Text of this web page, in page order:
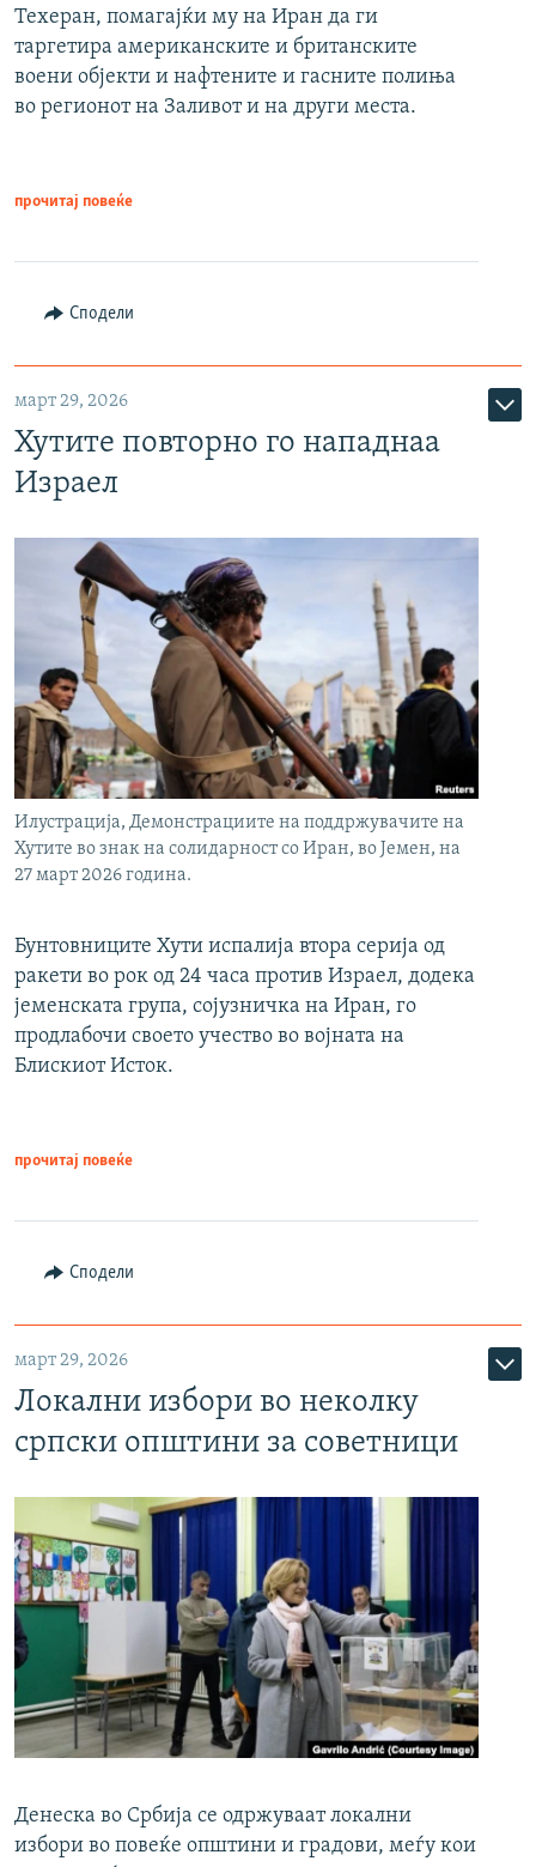
Техеран, помагајќи му на Иран да ги
таргетира американските и британските
воени објекти и нафтените и гасните полиња
во регионот на Заливот и на други места.
прочитај повеќе
Сподели
март 29, 2026
Хутите повторно го нападнаа
Израел
Илустрација, Демонстрациите на поддржувачите на
Хутите во знак на солидарност со Иран, во Јемен, на
27 март 2026 година.
Бунтовниците Хути испалија втора серија од
ракети во рок од 24 часа против Израел, додека
јеменската група, сојузничка на Иран, го
продлабочи своето учество во војната на
Блискиот Исток.
прочитај повеќе
Сподели
март 29, 2026
Локални избори во неколку
српски општини за советници
Денеска во Србија се одржуваат локални
избори во повеќе општини и градови, меѓу кои